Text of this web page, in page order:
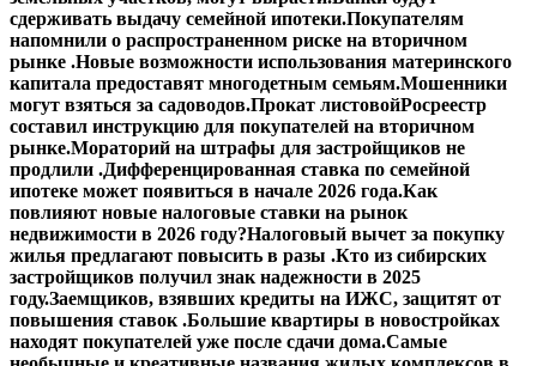
сдерживать выдачу семейной ипотеки.Покупателям
напомнили о распространенном риске на вторичном
рынке .Новые возможности использования материнского
капитала предоставят многодетным семьям.Мошенники
могут взяться за садоводов.Прокат листовойРосреестр
составил инструкцию для покупателей на вторичном
рынке.Мораторий на штрафы для застройщиков не
продлили .Дифференцированная ставка по семейной
ипотеке может появиться в начале 2026 года.Как
повлияют новые налоговые ставки на рынок
недвижимости в 2026 году?Налоговый вычет за покупку
жилья предлагают повысить в разы .Кто из сибирских
застройщиков получил знак надежности в 2025
году.Заемщиков, взявших кредиты на ИЖС, защитят от
повышения ставок .Большие квартиры в новостройках
находят покупателей уже после сдачи дома.Самые